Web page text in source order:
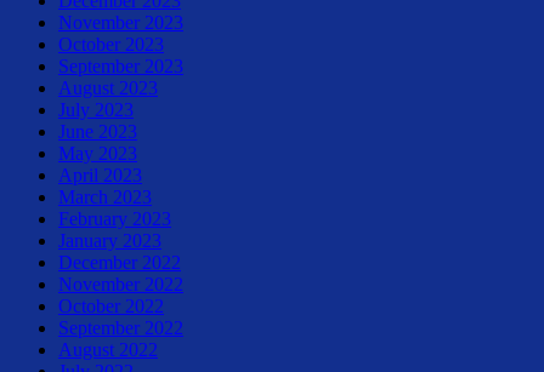
November 2023
October 2023
September 2023
August 2023
July 2023
June 2023
May 2023
April 2023
March 2023
February 2023
January 2023
December 2022
November 2022
October 2022
September 2022
August 2022